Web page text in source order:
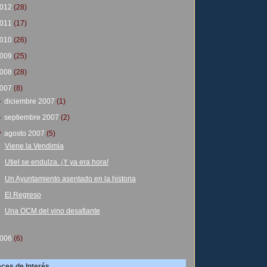
(28)
(17)
(26)
(25)
(28)
(8)
diciembre 2007 (1)
septiembre 2007 (2)
agosto 2007 (5)
Viene la Vendimia
Utiel se endulza. ¡Y ya era hora!
Un Ayuntamiento asentado en la historia
El Regreso
Una OCM del vino desafiante
(6)